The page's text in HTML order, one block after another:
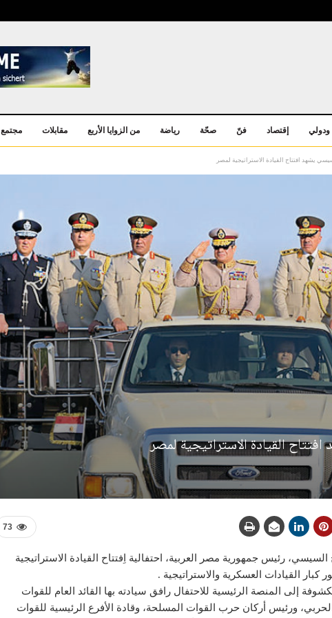
إقتصاد فنّ صحّة رياضة من الزوايا الأربع مقابلات مجتمع
يشهد افتتاح القيادة الاستراتيجية لمصر
القيادة الاستراتيجية لمصر
73
رئيس جمهورية مصر العربية، احتفالية اِفتتاح القيادة الاستراتيجية
كبار القيادات العسكرية والاستراتيجية .
إلى المنصة الرئيسية للاحتفال رافق سيادته بها القائد العام للقوات
الحربي، ورئيس أركان حرب القوات المسلحة، وقادة الأفرع الرئيسية للقوات